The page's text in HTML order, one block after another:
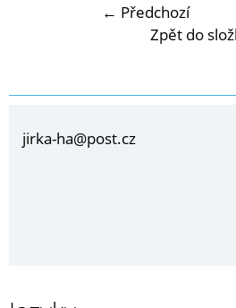
← Předchozí
Zpět do
jirka-ha@post.cz